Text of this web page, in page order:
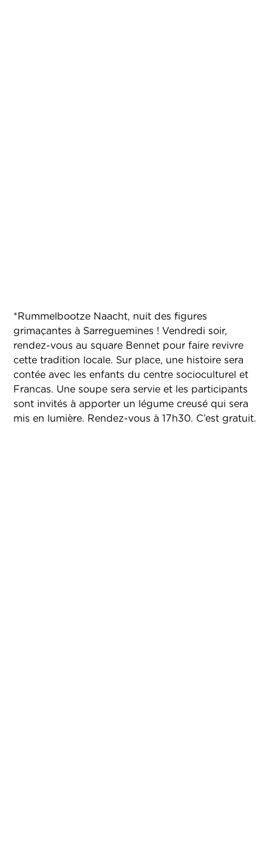
*Rummelbootze Naacht, nuit des figures
grimaçantes à Sarreguemines ! Vendredi soir,
rendez-vous au square Bennet pour faire revivre
cette tradition locale. Sur place, une histoire sera
contée avec les enfants du centre socioculturel et
Francas. Une soupe sera servie et les participants
sont invités à apporter un légume creusé qui sera
mis en lumière. Rendez-vous à 17h30. C’est gratuit.